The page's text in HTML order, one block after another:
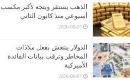
الذهب يستقر ويتجه لأكبر مكسب
أسبوعي منذ كانون الثاني
2026-08-07
الدولار ينتعش بفعل ملاذات
المخاطر وترقب بيانات الفائدة
الأميركية
2026-08-07